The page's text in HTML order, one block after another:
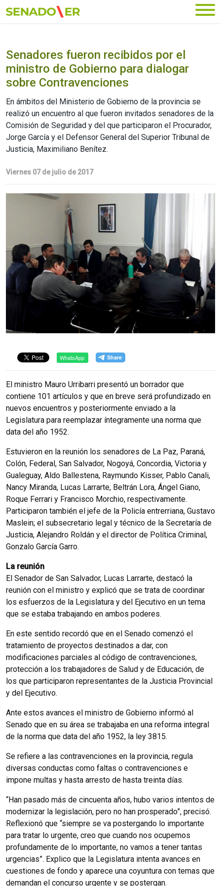
Ir al menú principal
Senadores fueron recibidos por el
ministro de Gobierno para dialogar
sobre Contravenciones
En ámbitos del Ministerio de Gobierno de la provincia se
realizó un encuentro al que fueron invitados senadores de la
Comisión de Seguridad y del que participaron el Procurador,
Jorge García y el Defensor General del Superior Tribunal de
Justicia, Maximiliano Benítez.
Viernes 07 de julio de 2017
WhatsApp
El ministro Mauro Urribarri presentó un borrador que
contiene 101 artículos y que en breve será profundizado en
nuevos encuentros y posteriormente enviado a la
Legislatura para reemplazar íntegramente una norma que
data del año 1952.
Estuvieron en la reunión los senadores de La Paz, Paraná,
Colón, Federal, San Salvador, Nogoyá, Concordia, Victoria y
Gualeguay, Aldo Ballestena, Raymundo Kisser, Pablo Canali,
Nancy Miranda, Lucas Larrarte, Beltrán Lora, Ángel Giano,
Roque Ferrari y Francisco Morchio, respectivamente.
Participaron también el jefe de la Policía entrerriana, Gustavo
Maslein; el subsecretario legal y técnico de la Secretaría de
Justicia, Alejandro Roldán y el director de Política Criminal,
Gonzalo García Garro.
La reunión
El Senador de San Salvador, Lucas Larrarte, destacó la
reunión con el ministro y explicó que se trata de coordinar
los esfuerzos de la Legislatura y del Ejecutivo en un tema
que se estaba trabajando en ambos poderes.
En este sentido recordó que en el Senado comenzó el
tratamiento de proyectos destinados a dar, con
modificaciones parciales al código de contravenciones,
protección a los trabajadores de Salud y de Educación, de
los que participaron representantes de la Justicia Provincial
y del Ejecutivo.
Ante estos avances el ministro de Gobierno informó al
Senado que en su área se trabajaba en una reforma integral
de la norma que data del año 1952, la ley 3815.
Se refiere a las contravenciones en la provincia, regula
diversas conductas como faltas o contravenciones e
impone multas y hasta arresto de hasta treinta días.
“Han pasado más de cincuenta años, hubo varios intentos de
modernizar la legislación, pero no han prosperado”, precisó.
Reflexionó que “siempre se va postergando lo importante
para tratar lo urgente, creo que cuando nos ocupemos
profundamente de lo importante, no vamos a tener tantas
urgencias”. Explico que la Legislatura intenta avances en
cuestiones de fondo y aparece una coyuntura con temas que
demandan el concurso urgente y se postergan.